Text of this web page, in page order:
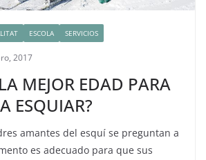
ESCOLA SERVICIOS
2017
MEJOR EDAD PARA
ESQUIAR?
amantes del esquí se preguntan a
es adecuado para que sus